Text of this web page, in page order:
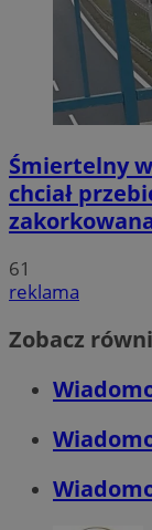
Śmiertelny
chciał
61
reklama
Zobacz